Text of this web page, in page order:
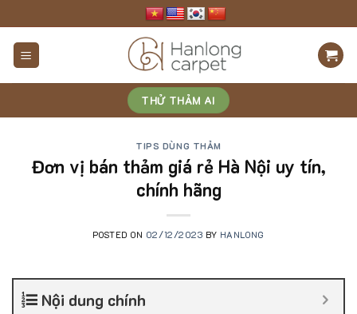
to
content
THỬ THẢM AI
TIPS DÙNG THẢM
Đơn vị bán thảm giá rẻ Hà Nội uy tín,
chính hãng
POSTED ON 02/12/2023 BY HANLONG
Nội dung chính